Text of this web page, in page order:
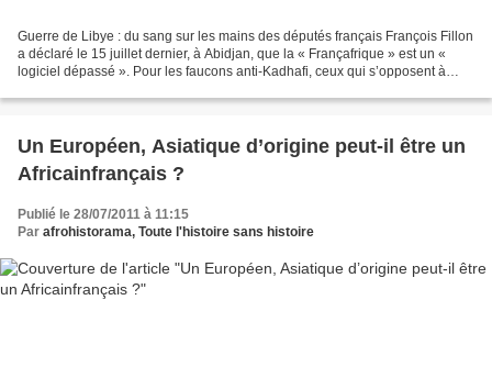
Guerre de Libye : du sang sur les mains des députés français François Fillon
a déclaré le 15 juillet dernier, à Abidjan, que la « Françafrique » est un «
logiciel dépassé ». Pour les faucons anti-Kadhafi, ceux qui s’opposent à
Un Européen, Asiatique d’origine peut-il être un
Africainfrançais ?
Publié le 28/07/2011 à 11:15
Par afrohistorama, Toute l'histoire sans histoire